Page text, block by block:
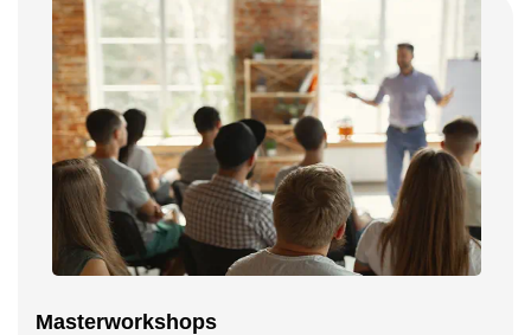
Masterworkshops